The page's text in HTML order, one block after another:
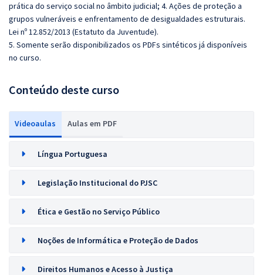
prática do serviço social no âmbito judicial; 4. Ações de proteção a
grupos vulneráveis e enfrentamento de desigualdades estruturais.
Lei nº 12.852/2013 (Estatuto da Juventude).
5. Somente serão disponibilizados os PDFs sintéticos já disponíveis
no curso.
Conteúdo deste curso
Videoaulas Aulas em PDF
Língua Portuguesa
Legislação Institucional do PJSC
Ética e Gestão no Serviço Público
Noções de Informática e Proteção de Dados
Direitos Humanos e Acesso à Justiça